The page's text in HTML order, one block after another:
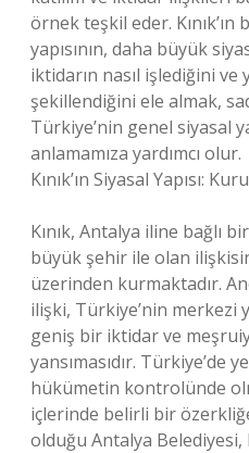
örnek teşkil eder.
yapısının, daha büyük
iktidarın nasıl işlediğini ve
şekillendiğini ele almak,
Türkiye’nin genel siyasal
anlamamıza yardımcı olur.
Kınık’ın Siyasal Yapısı:
Kınık, Antalya iline bağlı
büyük şehir ile olan
üzerinden kurmaktadır.
ilişki, Türkiye’nin merkezi
geniş bir iktidar ve
yansımasıdır. Türkiye’de
hükümetin kontrolünde
içlerinde belirli bir özerkliğe
olduğu Antalya Belediyesi,